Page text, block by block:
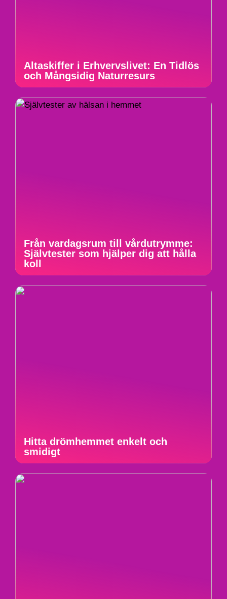
Altaskiffer i Erhvervslivet: En Tidlös
och Mångsidig Naturresurs
Från vardagsrum till vårdutrymme:
Självtester som hjälper dig att hålla
koll
Hitta drömhemmet enkelt och
smidigt